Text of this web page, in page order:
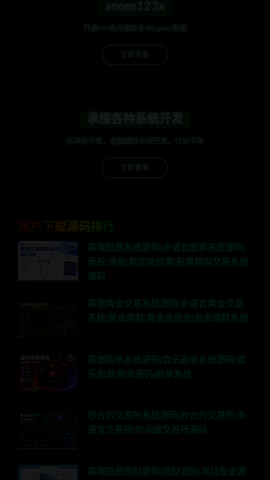
anons123x
开通VIP或充值联系Telegram客服
承接各种系统开发
区块链开发，金融理财系统开发，行业不限
用户下载源码排行
高端股票系统源码|多语言股票系统源码|
美股|港股|新加坡股票|股票模拟交易系统
源码
高端黄金交易系统源码|多语言黄金交易
系统|黄金理财|黄金金投资|投资理财系统
高端刷单系统源码|音乐刷单系统源码|音
乐刷单|刷单源码|刷单系统
秒合约交易所系统源码|秒合约交易所|多
语言交易所|时间盘交易所源码
高端投资理财源码|理财源码|项目投资源